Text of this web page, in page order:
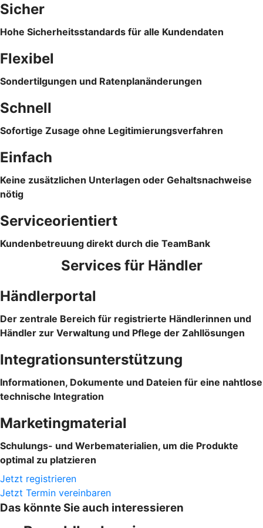
Sicher
Hohe Sicherheitsstandards für alle Kundendaten
Flexibel
Sondertilgungen und Ratenplanänderungen
Schnell
Sofortige Zusage ohne Legitimierungsverfahren
Einfach
Keine zusätzlichen Unterlagen oder Gehaltsnachweise
nötig
Serviceorientiert
Kundenbetreuung direkt durch die TeamBank
Services für Händler
Händlerportal
Der zentrale Bereich für registrierte Händlerinnen und
Händler zur Verwaltung und Pflege der Zahllösungen
Integrationsunterstützung
Informationen, Dokumente und Dateien für eine nahtlose
technische Integration
Marketingmaterial
Schulungs- und Werbematerialien, um die Produkte
optimal zu platzieren
Jetzt registrieren
Jetzt Termin vereinbaren
Das könnte Sie auch interessieren